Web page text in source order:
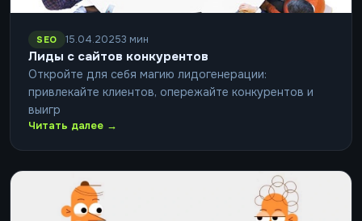
SEO 15.04.20253 мин
Лиды с сайтов конкурентов
Откройте для себя магию лидогенерации:
привлекайте клиентов, опережайте конкурентов и
выигр
Читать далее →